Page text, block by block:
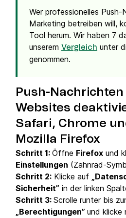
Wer professionelles Push-
Marketing betreiben will,
Tool herum. Wir haben 7
unserem Vergleich unter
genommen.
Push-
Websites
Safari, Chrome
Mozilla Firefox
Schritt 1: Öffne Firefox und
Einstellungen (Zahnrad-
Schritt 2: Klicke auf
Sicherheit” in der linken
Schritt 3: Scrolle runter bis
„Berechtigungen” und klicke